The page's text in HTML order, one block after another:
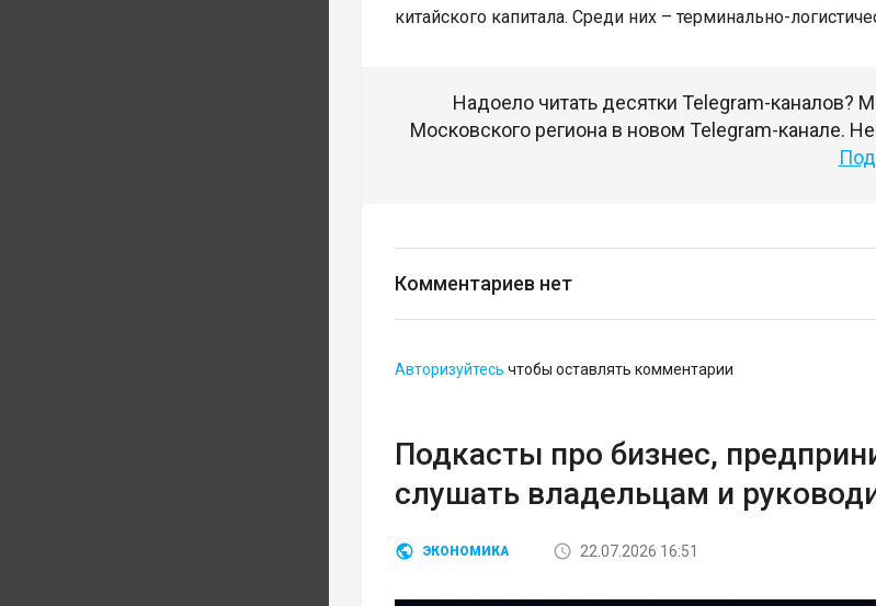
китайского капитала. Среди них – терминально-
Надоело читать десятки Telegram-
Московского региона в новом Telegram-канале.
Комментариев нет
Авторизуйтесь чтобы оставлять комментарии
Подкасты про бизнес,
слушать владельцам и
ЭКОНОМИКА 22.07.2026 16:51